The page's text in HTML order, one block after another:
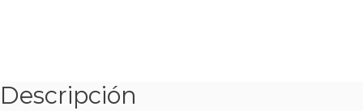
Descripción